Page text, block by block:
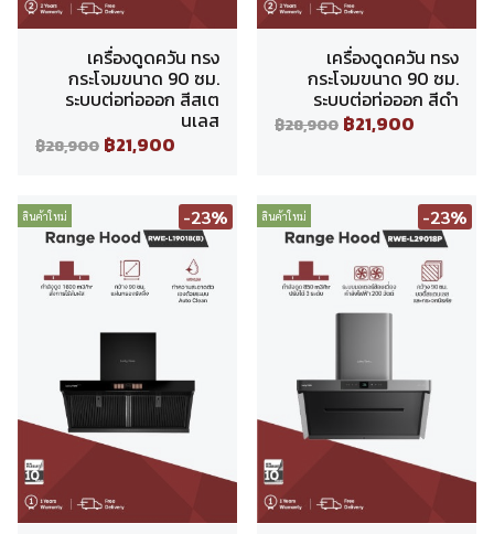
เครื่องดูดควัน ทรง
กระโจมขนาด 90 ซม.
ระบบต่อท่อออก สีสเต
นเลส
฿28,900 ฿21,900
เครื่องดูดควัน ทรง
กระโจมขนาด 90 ซม.
ระบบต่อท่อออก สีดำ
฿28,900 ฿21,900
สินค้าใหม่ -23% สินค้าใหม่ -23%